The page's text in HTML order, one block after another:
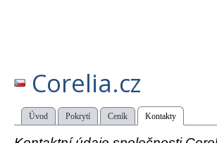
Corelia.cz
Úvod Pokrytí Ceník Kontakty